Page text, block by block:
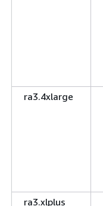
ra3.4xlarge
ra3.xlplus